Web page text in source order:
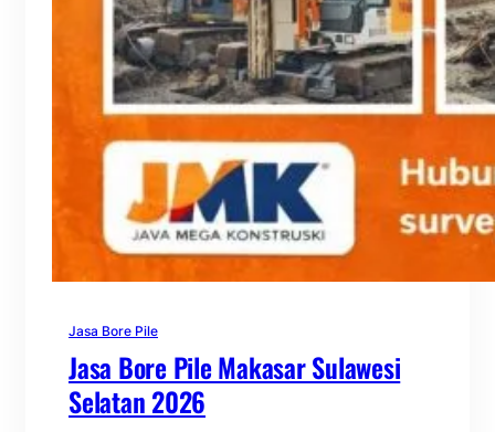
Jasa Bore Pile
Jasa Bore Pile Makasar Sulawesi
Selatan 2026